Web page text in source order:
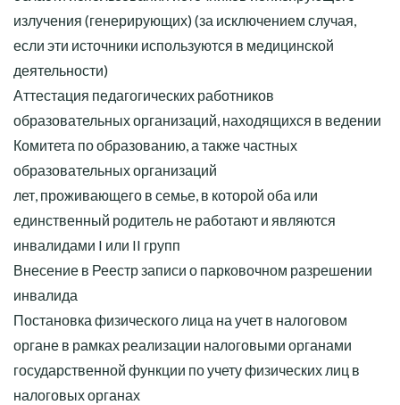
излучения (генерирующих) (за исключением случая,
если эти источники используются в медицинской
деятельности)
Аттестация педагогических работников
образовательных организаций, находящихся в ведении
Комитета по образованию, а также частных
образовательных организаций
лет, проживающего в семье, в которой оба или
единственный родитель не работают и являются
инвалидами I или II групп
Внесение в Реестр записи о парковочном разрешении
инвалида
Постановка физического лица на учет в налоговом
органе в рамках реализации налоговыми органами
государственной функции по учету физических лиц в
налоговых органах